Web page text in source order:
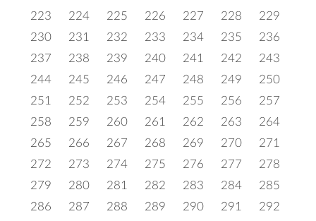
223
224 225 226 227 228
229
230
231 232 233 234 235
236
237
238 239 240 241 242
243
244
245 246 247 248 249
250
251
252 253 254 255 256
257
258
259 260 261 262 263
264
265
266 267 268 269 270
271
272
273 274 275 276 277
278
279
280 281 282 283 284
285
286
287 288 289 290 291
292